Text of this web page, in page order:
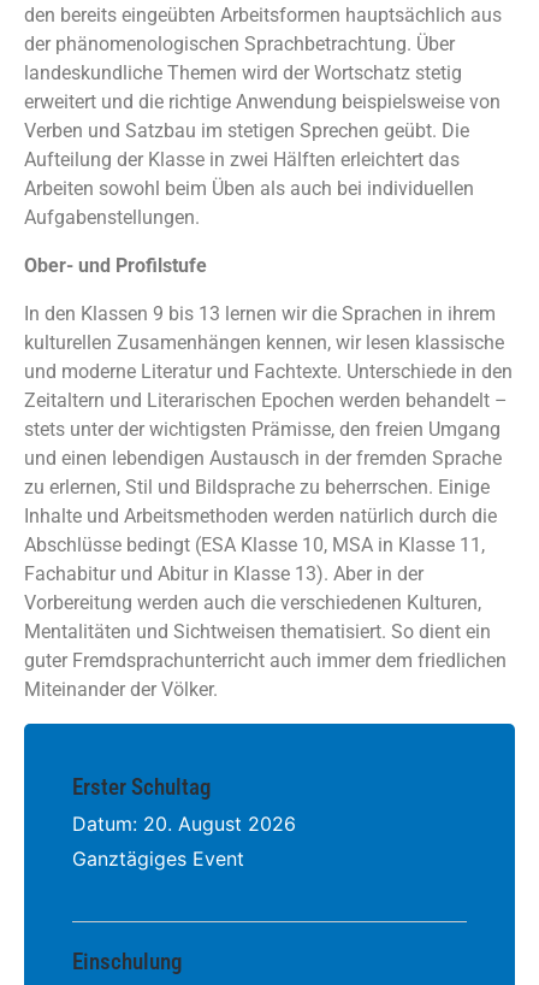
den bereits eingeübten Arbeitsformen hauptsächlich aus
der phänomenologischen Sprachbetrachtung. Über
landeskundliche Themen wird der Wortschatz stetig
erweitert und die richtige Anwendung beispielsweise von
Verben und Satzbau im stetigen Sprechen geübt. Die
Aufteilung der Klasse in zwei Hälften erleichtert das
Arbeiten sowohl beim Üben als auch bei individuellen
Aufgabenstellungen.
Ober- und Profilstufe
In den Klassen 9 bis 13 lernen wir die Sprachen in ihrem
kulturellen Zusamenhängen kennen, wir lesen klassische
und moderne Literatur und Fachtexte. Unterschiede in den
Zeitaltern und Literarischen Epochen werden behandelt –
stets unter der wichtigsten Prämisse, den freien Umgang
und einen lebendigen Austausch in der fremden Sprache
zu erlernen, Stil und Bildsprache zu beherrschen. Einige
Inhalte und Arbeitsmethoden werden natürlich durch die
Abschlüsse bedingt (ESA Klasse 10, MSA in Klasse 11,
Fachabitur und Abitur in Klasse 13). Aber in der
Vorbereitung werden auch die verschiedenen Kulturen,
Mentalitäten und Sichtweisen thematisiert. So dient ein
guter Fremdsprachunterricht auch immer dem friedlichen
Miteinander der Völker.
Erster Schultag
Datum: 20. August 2026
Ganztägiges Event
Einschulung